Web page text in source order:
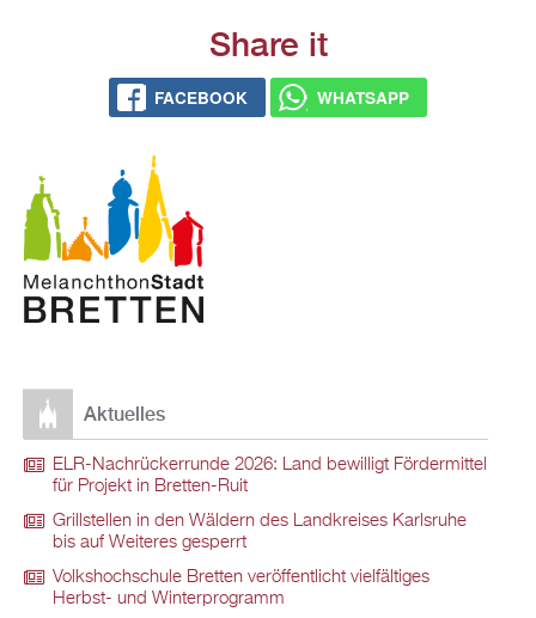
Share it
FACEBOOK WHATSAPP
Aktuelles
ELR-Nachrückerrunde 2026: Land bewilligt Fördermittel
für Projekt in Bretten-Ruit
Grillstellen in den Wäldern des Landkreises Karlsruhe
bis auf Weiteres gesperrt
Volkshochschule Bretten veröffentlicht vielfältiges
Herbst- und Winterprogramm